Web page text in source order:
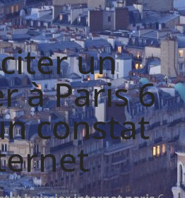
un
à Paris 6
constat